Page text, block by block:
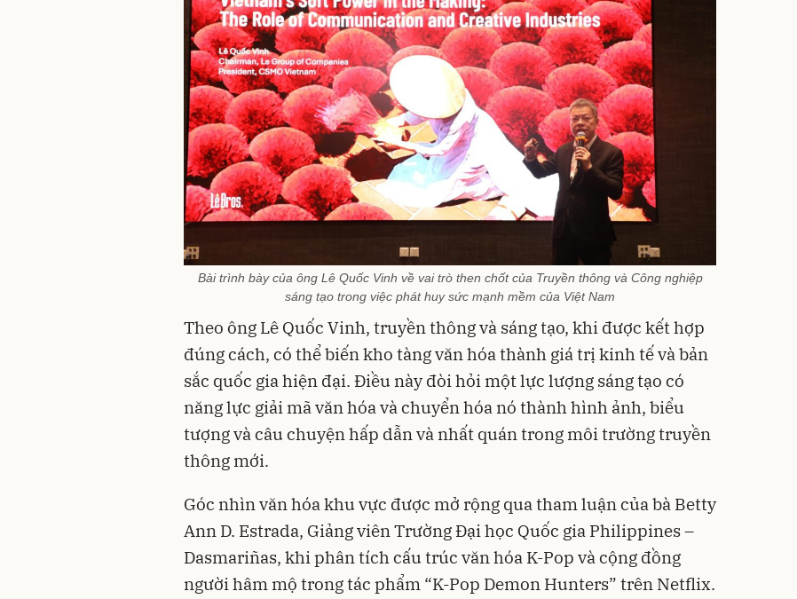
Bài trình bày của ông Lê Quốc Vinh về vai trò then chốt của Truyền thông và Công nghiệp
sáng tạo trong việc phát huy sức mạnh mềm của Việt Nam
Theo ông Lê Quốc Vinh, truyền thông và sáng tạo, khi được kết hợp
đúng cách, có thể biến kho tàng văn hóa thành giá trị kinh tế và bản
sắc quốc gia hiện đại. Điều này đòi hỏi một lực lượng sáng tạo có
năng lực giải mã văn hóa và chuyển hóa nó thành hình ảnh, biểu
tượng và câu chuyện hấp dẫn và nhất quán trong môi trường truyền
thông mới.
Góc nhìn văn hóa khu vực được mở rộng qua tham luận của bà Betty
Ann D. Estrada, Giảng viên Trường Đại học Quốc gia Philippines –
Dasmariñas, khi phân tích cấu trúc văn hóa K-Pop và cộng đồng
người hâm mộ trong tác phẩm “K-Pop Demon Hunters” trên Netflix.